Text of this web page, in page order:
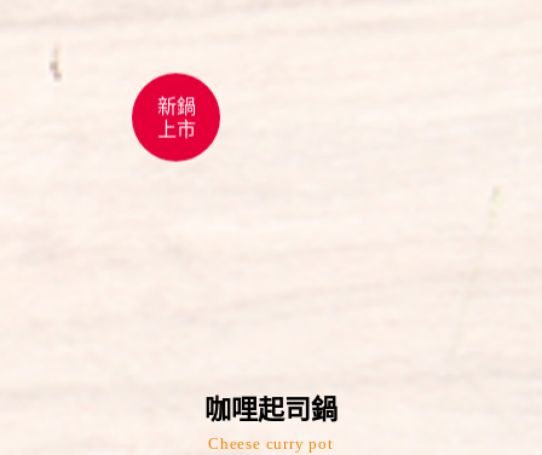
新鍋
上市
咖哩起司鍋
Cheese curry pot